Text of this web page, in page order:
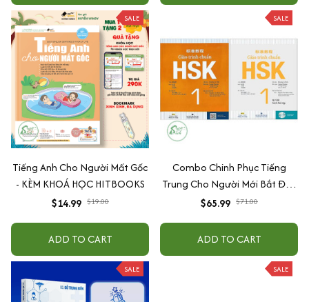
Tiếng Anh Như Người Bản Xứ)
SALE
Tiếng Anh Cho Người Mất Gốc
- KÈM KHOÁ HỌC HITBOOKS
$14.99 $19.00
ADD TO CART
SALE
Combo Chinh Phục Tiếng
Trung Cho Người Mới Bắt Đầu
- Combo Sách Giáo Trình
Bài Tập (Bộ 2 Cuốn) + Tự học
người mới bắt đầu
$65.99 $71.00
ADD TO CART
SALE SALE